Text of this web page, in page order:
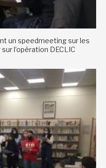
un speedmeeting sur les
l’opération DECLIC